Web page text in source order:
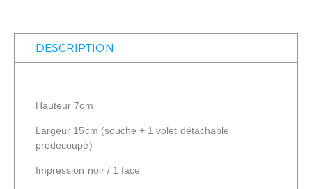
DESCRIPTION
Hauteur 7cm
Largeur 15cm (souche + 1 volet détachable
prédécoupé)
Impression noir / 1 face